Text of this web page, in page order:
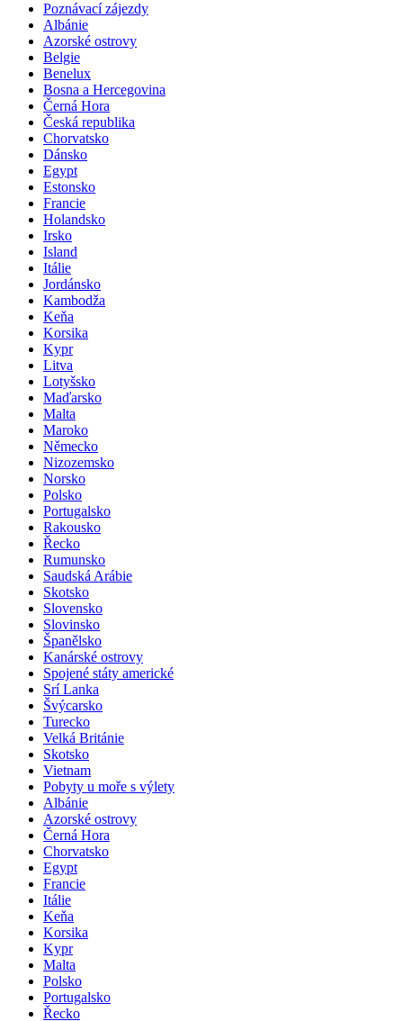
Poznávací zájezdy
Albánie
Azorské ostrovy
Belgie
Benelux
Bosna a Hercegovina
Černá Hora
Česká republika
Chorvatsko
Dánsko
Egypt
Estonsko
Francie
Holandsko
Irsko
Island
Itálie
Jordánsko
Kambodža
Keňa
Korsika
Kypr
Litva
Lotyšsko
Maďarsko
Malta
Maroko
Německo
Nizozemsko
Norsko
Polsko
Portugalsko
Rakousko
Řecko
Rumunsko
Saudská Arábie
Skotsko
Slovensko
Slovinsko
Španělsko
Kanárské ostrovy
Spojené státy americké
Srí Lanka
Švýcarsko
Turecko
Velká Británie
Skotsko
Vietnam
Pobyty u moře s výlety
Albánie
Azorské ostrovy
Černá Hora
Chorvatsko
Egypt
Francie
Itálie
Keňa
Korsika
Kypr
Malta
Polsko
Portugalsko
Řecko